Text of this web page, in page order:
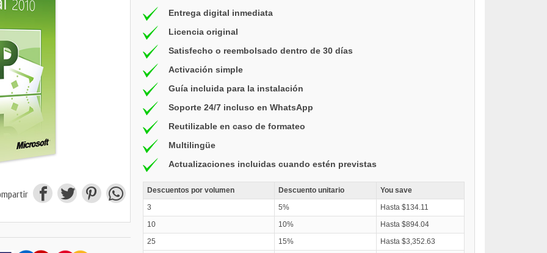
Entrega digital inmediata
Licencia original
Satisfecho o reembolsado dentro de 30 días
Activación simple
Guía incluida para la instalación
Soporte 24/7 incluso en WhatsApp
Reutilizable en caso de formateo
Multilingüe
Actualizaciones incluidas cuando estén previstas
Descuentos por volumen Descuento unitario
You save
3
5%
Hasta $134.11
10
10%
Hasta $894.04
25
15%
Hasta $3,352.63